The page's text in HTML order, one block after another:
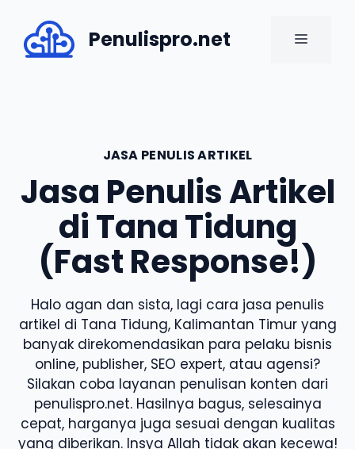
content
Penulispro.net MENU
JASA PENULIS ARTIKEL
Jasa Penulis Artikel
di Tana Tidung
(Fast Response!)
Halo agan dan sista, lagi cara jasa penulis
artikel di Tana Tidung, Kalimantan Timur yang
banyak direkomendasikan para pelaku bisnis
online, publisher, SEO expert, atau agensi?
Silakan coba layanan penulisan konten dari
penulispro.net. Hasilnya bagus, selesainya
cepat, harganya juga sesuai dengan kualitas
yang diberikan. Insya Allah tidak akan kecewa!